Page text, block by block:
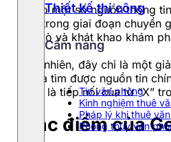
Thiết kế thi công
Cẩm nang
Tin văn phòng
Kinh nghiệm thuê
Pháp lý khi thuê
Phong thủy văn
Theo một số nguồn thông
đời trong giai đoạn chuyển
tò mò và khát khao khám
Tuy nhiên, đây chỉ là một
chưa tìm được nguồn tin
giản là tiếp nối của từ “X”
Đặc điểm của